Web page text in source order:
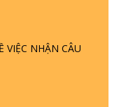
VIỆC NHẬN CÂU
KHÔNG? |